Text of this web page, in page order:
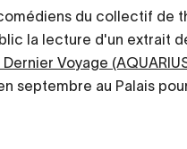
du collectif de
la lecture d'un extrait
Dernier Voyage
septembre au Palais